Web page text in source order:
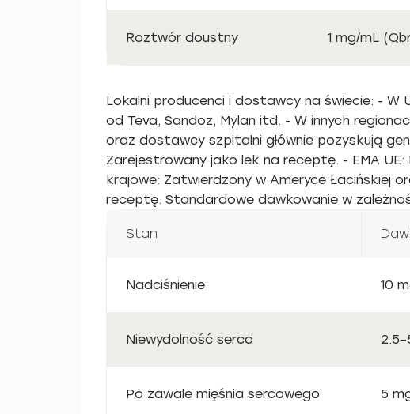
Roztwór doustny 1 mg/mL
Lokalni producenci i dostawcy na świecie: - W
od Teva, Sandoz, Mylan itd. - W innych
oraz dostawcy szpitalni głównie pozyskują
Zarejestrowany jako lek na receptę. - EMA
krajowe: Zatwierdzony w Ameryce Łacińskiej
receptę. Standardowe dawkowanie w
Stan
Nadciśnienie 10
Niewydolność serca
Po zawale mięśnia sercowego 5